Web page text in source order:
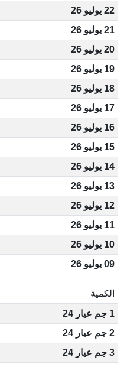
22 يوليو 26
21 يوليو 26
20 يوليو 26
19 يوليو 26
18 يوليو 26
17 يوليو 26
16 يوليو 26
15 يوليو 26
14 يوليو 26
13 يوليو 26
12 يوليو 26
11 يوليو 26
10 يوليو 26
09 يوليو 26
الكمية
1 جم عيار 24
2 جم عيار 24
3 جم عيار 24